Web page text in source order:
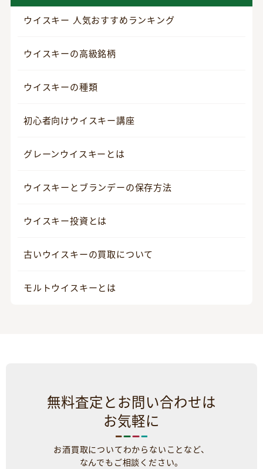
ウイスキー 人気おすすめランキング
ウイスキーの高級銘柄
ウイスキーの種類
初心者向けウイスキー講座
グレーンウイスキーとは
ウイスキーとブランデーの保存方法
ウイスキー投資とは
古いウイスキーの買取について
モルトウイスキーとは
無料査定とお問い合わせは
お気軽に
お酒買取についてわからないことなど、
なんでもご相談ください。